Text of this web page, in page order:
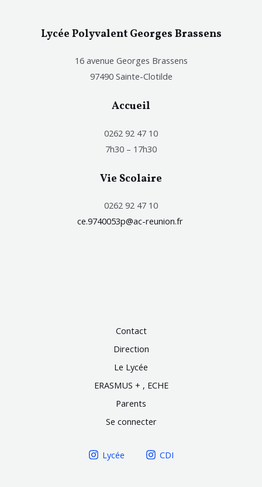
Lycée Polyvalent Georges Brassens
16 avenue Georges Brassens
97490 Sainte-Clotilde
Accueil
0262 92 47 10
7h30 – 17h30
Vie Scolaire
0262 92 47 10
ce.9740053p@ac-reunion.fr
Contact
Direction
Le Lycée
ERASMUS + , ECHE
Parents
Se connecter
Lycée CDI